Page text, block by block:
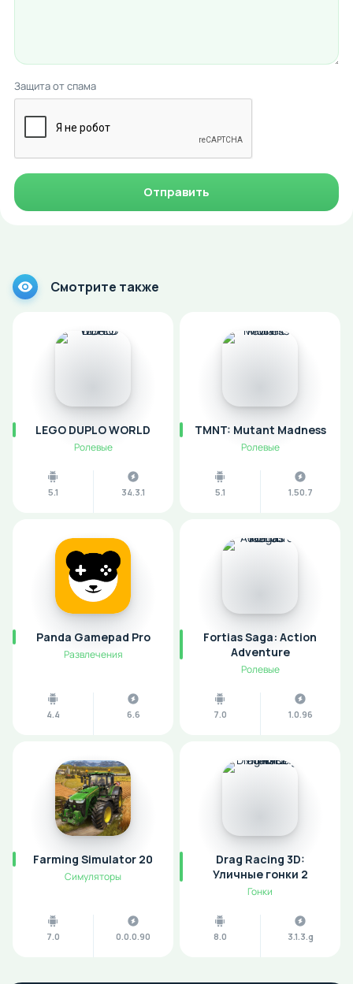
Защита от спама
Отправить
Смотрите также
LEGO DUPLO WORLD
Ролевые
5.1 34.3.1
TMNT: Mutant Madness
Ролевые
5.1 1.50.7
Panda Gamepad Pro
Развлечения
4.4 6.6
Fortias Saga: Action
Adventure
Ролевые
7.0 1.0.96
Farming Simulator 20
Симуляторы
7.0 0.0.0.90
Drag Racing 3D:
Уличные гонки 2
Гонки
8.0 3.1.3.g